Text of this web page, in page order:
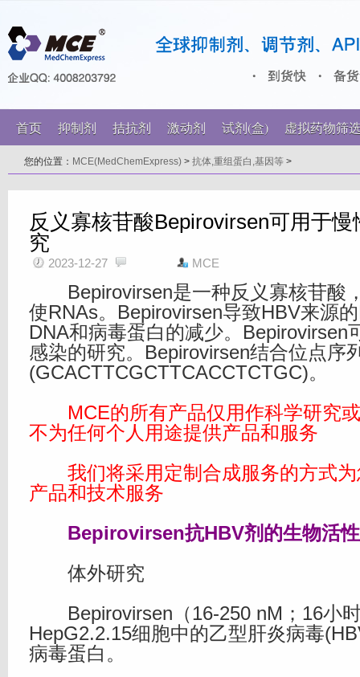
首页 抑制剂 拮抗剂 激动剂 试剂(盒) 虚拟药物筛
您的位置： MCE(MedChemExpress) > 抗体,重组蛋白,基因等 >
反义寡核苷酸Bepirovirsen可用于
究
2023-12-27 MCE
Bepirovirsen是一种反义寡核苷酸
使RNAs。Bepirovirsen导致HBV来源
DNA和病毒蛋白的减少。Bepirovirsen
感染的研究。Bepirovirsen结合位点序
(GCACTTCGCTTCACCTCTGC)。
MCE的所有产品仅用作科学研究或
不为任何个人用途提供产品和服务
我们将采用定制合成服务的方式为
产品和技术服务
Bepirovirsen抗HBV剂的生物活性
体外研究
Bepirovirsen（16-250 nM；16小
HepG2.2.15细胞中的乙型肝炎病毒
病毒蛋白。